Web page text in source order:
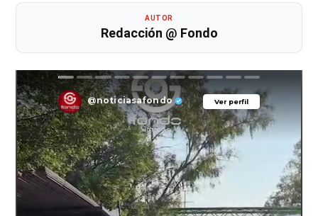
AUTOR
Redacción @ Fondo
Ver perfil
@noticiasafondo Ver perfil